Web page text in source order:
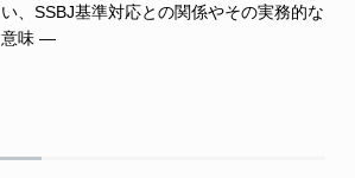
い、SSBJ基準対応との関係やその実務的な
意味 ―